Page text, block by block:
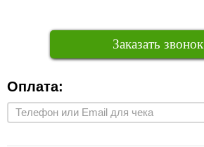
Заказать звонок
Оплата: